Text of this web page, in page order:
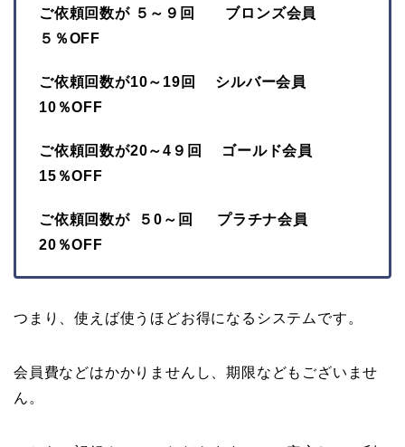
ご依頼回数が ５～９回 ブロンズ会員
５％OFF
ご依頼回数が10～19回 シルバー会員
10％OFF
ご依頼回数が20～4９回 ゴールド会員
15％OFF
ご依頼回数が ５0～回 プラチナ会員
20％OFF
つまり、使えば使うほどお得になるシステムです。
会員費などはかかりませんし、期限などもございませ
ん。